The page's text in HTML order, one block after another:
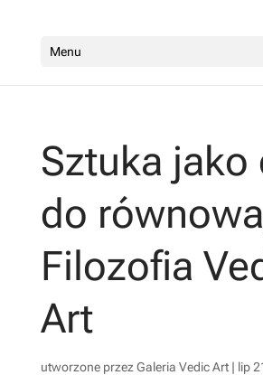
Menu
Sztuka jako
do
Filozofia
Art
utworzone przez Galeria Vedic Art| lip